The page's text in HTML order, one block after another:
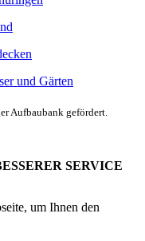
Aufbaubank gefördert.
SERVICE
um Ihnen den